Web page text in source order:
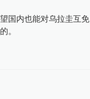
国内也能对乌拉圭互
。